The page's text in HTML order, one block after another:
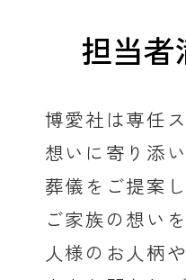
担当者
博愛社は専任
想いに寄り添
葬儀をご提案し
ご家族の想い
人様のお人柄